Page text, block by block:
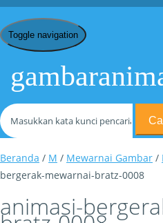
Toggle navigation
Beranda / M / Mewarnai Gambar /
bergerak-mewarnai-bratz-0008
animasi-